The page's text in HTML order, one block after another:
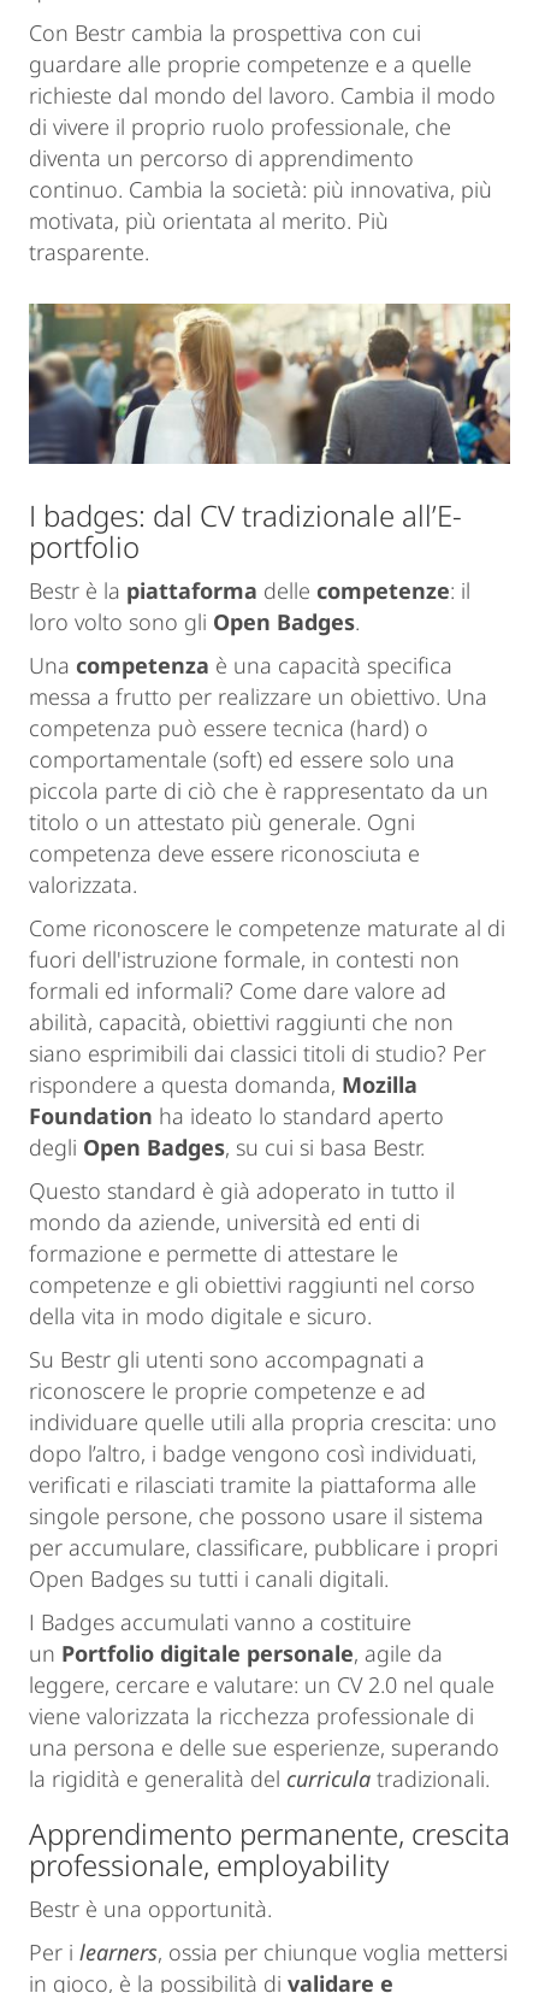
Con Bestr cambia la prospettiva con cui
guardare alle proprie competenze e a quelle
richieste dal mondo del lavoro. Cambia il modo
di vivere il proprio ruolo professionale, che
diventa un percorso di apprendimento
continuo. Cambia la società: più innovativa, più
motivata, più orientata al merito. Più
trasparente.
I badges: dal CV tradizionale all’E-
portfolio
Bestr è la piattaforma delle competenze: il
loro volto sono gli Open Badges.
Una competenza è una capacità specifica
messa a frutto per realizzare un obiettivo. Una
competenza può essere tecnica (hard) o
comportamentale (soft) ed essere solo una
piccola parte di ciò che è rappresentato da un
titolo o un attestato più generale. Ogni
competenza deve essere riconosciuta e
valorizzata.
Come riconoscere le competenze maturate al di
fuori dell'istruzione formale, in contesti non
formali ed informali? Come dare valore ad
abilità, capacità, obiettivi raggiunti che non
siano esprimibili dai classici titoli di studio? Per
rispondere a questa domanda, Mozilla
Foundation ha ideato lo standard aperto
degli Open Badges, su cui si basa Bestr.
Questo standard è già adoperato in tutto il
mondo da aziende, università ed enti di
formazione e permette di attestare le
competenze e gli obiettivi raggiunti nel corso
della vita in modo digitale e sicuro.
Su Bestr gli utenti sono accompagnati a
riconoscere le proprie competenze e ad
individuare quelle utili alla propria crescita: uno
dopo l’altro, i badge vengono così individuati,
verificati e rilasciati tramite la piattaforma alle
singole persone, che possono usare il sistema
per accumulare, classificare, pubblicare i propri
Open Badges su tutti i canali digitali.
I Badges accumulati vanno a costituire
un Portfolio digitale personale, agile da
leggere, cercare e valutare: un CV 2.0 nel quale
viene valorizzata la ricchezza professionale di
una persona e delle sue esperienze, superando
la rigidità e generalità del curricula tradizionali.
Apprendimento permanente, crescita
professionale, employability
Bestr è una opportunità.
Per i learners, ossia per chiunque voglia mettersi
in gioco, è la possibilità di validare e